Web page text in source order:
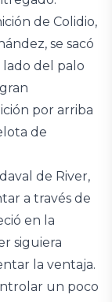
de Colidio,
se sacó
lado del palo
por arriba
de
de River,
a través de
en la
siguiera
la ventaja.
un poco